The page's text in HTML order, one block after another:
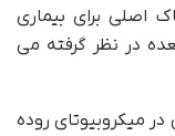
اصلی برای بیماری
در نظر گرفته می
میکروبیوتای روده